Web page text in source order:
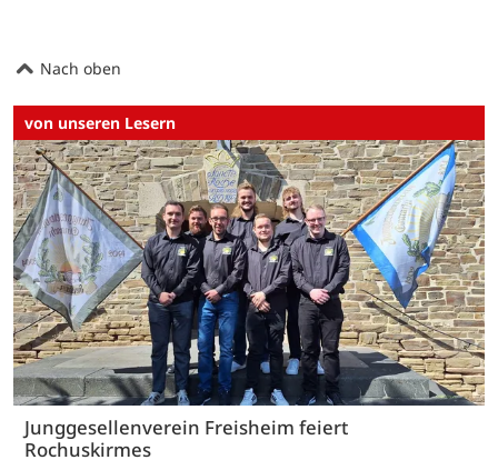
Nach oben
von unseren Lesern
Junggesellenverein Freisheim feiert
Rochuskirmes